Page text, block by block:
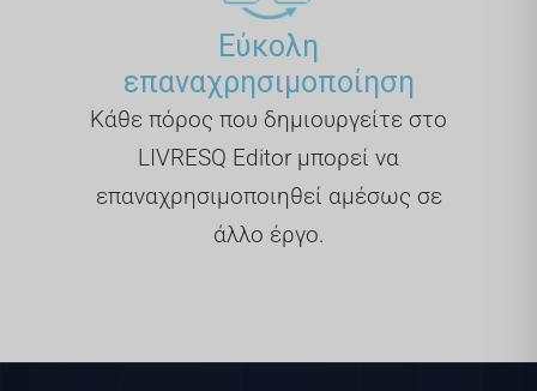
Εύκολη
επαναχρησιμοποίηση
Κάθε πόρος που δημιουργείτε στο
LIVRESQ Editor μπορεί να
επαναχρησιμοποιηθεί αμέσως σε
άλλο έργο.